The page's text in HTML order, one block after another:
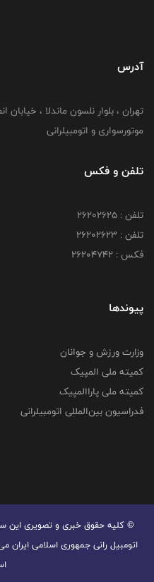
آدرس
موتورسواری و اتومبیلرانی
تلفن و فکس
تلفن : ۲۶۲۰۲۶۲۵
تلفن : ۲۶۲۰۲۶۲۳
فکس : ۲۶۲۰۴۷۴۲
پیوندها
وزارت ورزش و جوانان
کمیته ملی المپیک
کمیته ملی پاراالمپیک
فدراسیون بین‌المللی اتومبیلرانی
© کليه حقوق خبری و تصويری اين
اتومبیل رانی جمهوری اسلامی ایران